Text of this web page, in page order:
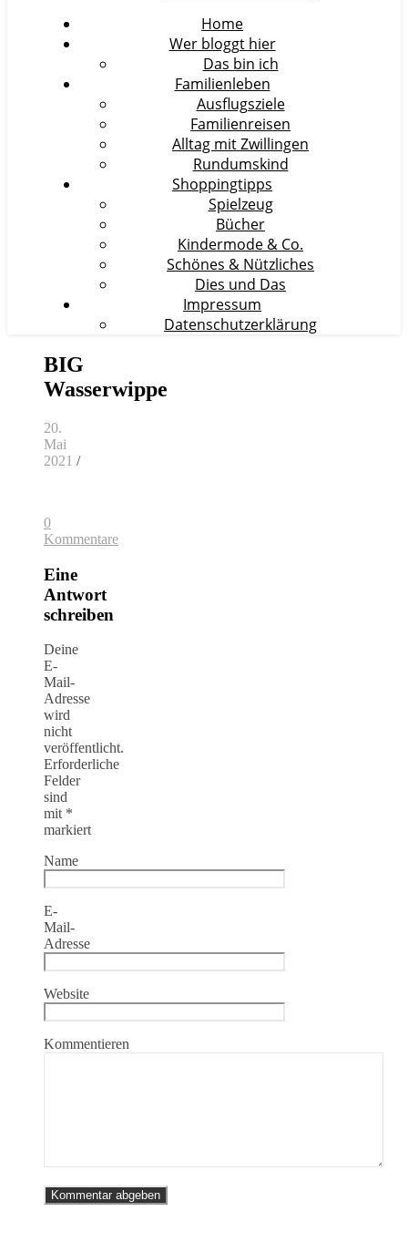
Home
Wer bloggt hier
Das bin ich
Familienleben
Ausflugsziele
Familienreisen
Alltag mit Zwillingen
Rundumskind
Shoppingtipps
Spielzeug
Bücher
Kindermode & Co.
Schönes & Nützliches
Dies und Das
Impressum
Datenschutzerklärung
BIG
Wasserwippe
20.
Mai
2021 /
0
Kommentare
Eine
Antwort
schreiben
Deine
E-
Mail-
Adresse
wird
nicht
veröffentlicht.
Erforderliche
Felder
sind
mit *
markiert
Name
E-
Mail-
Adresse
Website
Kommentieren